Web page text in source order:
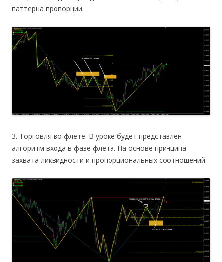
паттерна пропорции.
3. Торговля во флете. В уроке будет представлен
алгоритм входа в фазе флета. На основе принципа
захвата ликвидности и пропорциональных соотношений.